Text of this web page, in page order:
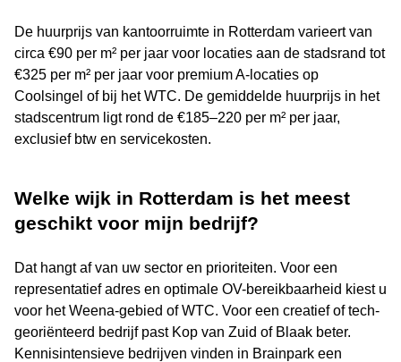
De huurprijs van kantoorruimte in Rotterdam varieert van
circa €90 per m² per jaar voor locaties aan de stadsrand tot
€325 per m² per jaar voor premium A-locaties op
Coolsingel of bij het WTC. De gemiddelde huurprijs in het
stadscentrum ligt rond de €185–220 per m² per jaar,
exclusief btw en servicekosten.
Welke wijk in Rotterdam is het meest
geschikt voor mijn bedrijf?
Dat hangt af van uw sector en prioriteiten. Voor een
representatief adres en optimale OV-bereikbaarheid kiest u
voor het Weena-gebied of WTC. Voor een creatief of tech-
georiënteerd bedrijf past Kop van Zuid of Blaak beter.
Kennisintensieve bedrijven vinden in Brainpark een